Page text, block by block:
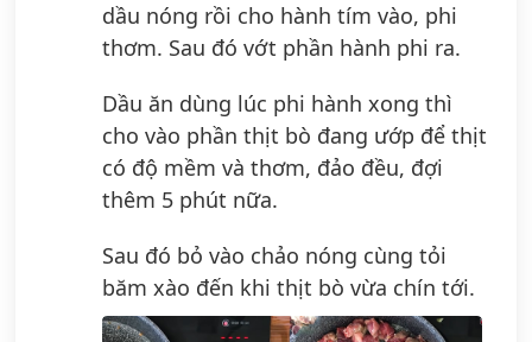
dầu nóng rồi cho hành tím vào, phi
thơm. Sau đó vớt phần hành phi ra.
Dầu ăn dùng lúc phi hành xong thì
cho vào phần thịt bò đang ướp để thịt
có độ mềm và thơm, đảo đều, đợi
thêm 5 phút nữa.
Sau đó bỏ vào chảo nóng cùng tỏi
băm xào đến khi thịt bò vừa chín tới.